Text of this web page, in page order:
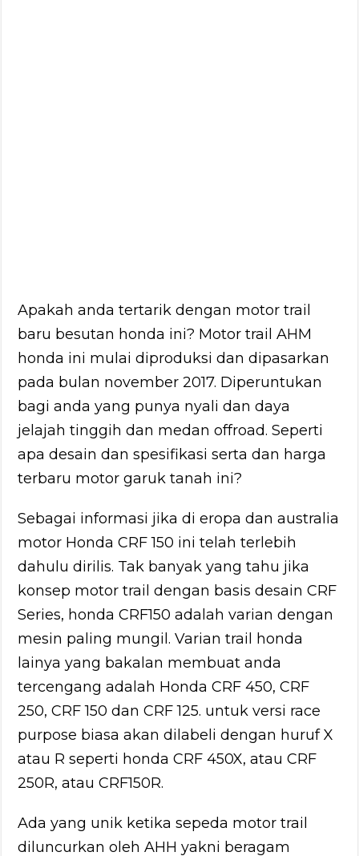
Apakah anda tertarik dengan motor trail
baru besutan honda ini? Motor trail AHM
honda ini mulai diproduksi dan dipasarkan
pada bulan november 2017. Diperuntukan
bagi anda yang punya nyali dan daya
jelajah tinggih dan medan offroad. Seperti
apa desain dan spesifikasi serta dan harga
terbaru motor garuk tanah ini?
Sebagai informasi jika di eropa dan australia
motor Honda CRF 150 ini telah terlebih
dahulu dirilis. Tak banyak yang tahu jika
konsep motor trail dengan basis desain CRF
Series, honda CRF150 adalah varian dengan
mesin paling mungil. Varian trail honda
lainya yang bakalan membuat anda
tercengang adalah Honda CRF 450, CRF
250, CRF 150 dan CRF 125. untuk versi race
purpose biasa akan dilabeli dengan huruf X
atau R seperti honda CRF 450X, atau CRF
250R, atau CRF150R.
Ada yang unik ketika sepeda motor trail
diluncurkan oleh AHH yakni beragam